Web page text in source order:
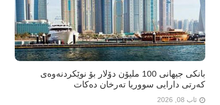
بانکی جیهانی 100 ملیۆن دۆلار بۆ نوێکردنەوەی
کەرتی دارایی سووریا تەرخان دەکات
ئاب 08, 2026